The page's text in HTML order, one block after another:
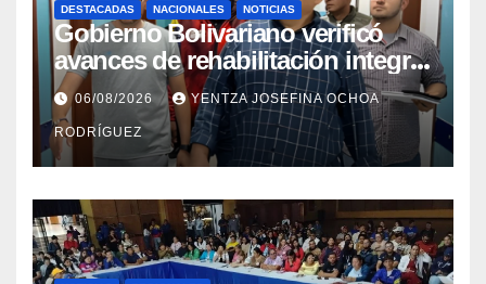
DESTACADAS NACIONALES NOTICIAS
Gobierno Bolivariano verificó
avances de rehabilitación integral
en el Hospital Dr. José María
Vargas
06/08/2026 YENTZA JOSEFINA OCHOA
RODRÍGUEZ